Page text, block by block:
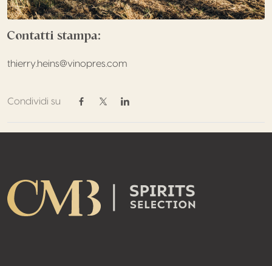
Contatti stampa:
thierry.heins@vinopres.com
Condividi su
Condividi su Facebook
Condividi su Twitter / X
Condividi su Linkedin